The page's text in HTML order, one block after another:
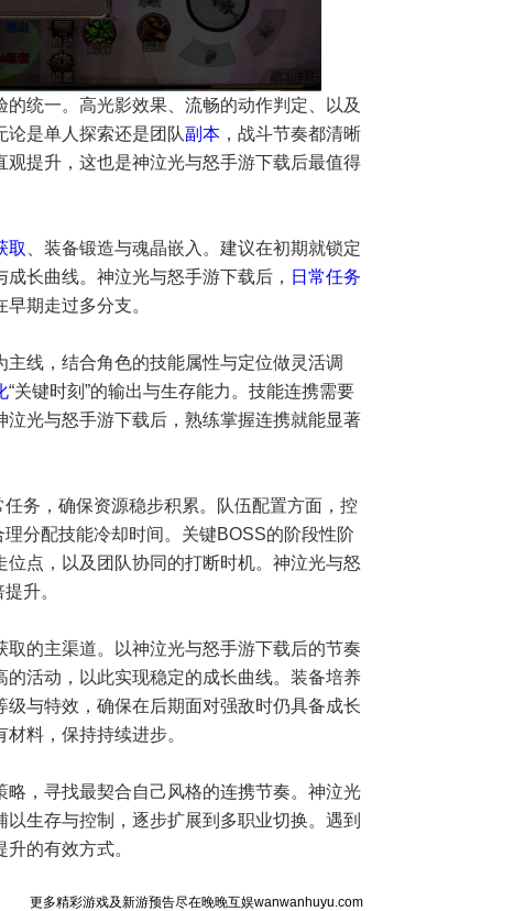
统一。高光影效果、流畅的动作判定、以及
论是单人探索还是团队副本 ，战斗节奏都清晰
提升，这也是神泣光与怒手游下载后最值得
取
、装备锻造与魂晶嵌入。建议在初期就锁定
长曲线。神泣光与怒手游下载后， 日常任务
期走过多分支。
线，结合角色的技能属性与定位做灵活调
“关键时刻”的输出与生存能力。技能连携需要
光与怒手游下载后，熟练掌握连携就能显著
务，确保资源稳步积累。队伍配置方面，控
分配技能冷却时间。关键BOSS的阶段性阶
点，以及团队协同的打断时机。神泣光与怒
升。
取的主渠道。以神泣光与怒手游下载后的节奏
活动，以此实现稳定的成长曲线。装备培养
与特效，确保在后期面对强敌时仍具备成长
料，保持持续进步。
略，寻找最契合自己风格的连携节奏。神泣光
生存与控制，逐步扩展到多职业切换。遇到
的有效方式。
更多精彩游戏及新游预告尽在晚晚互娱wanwanhuyu.com